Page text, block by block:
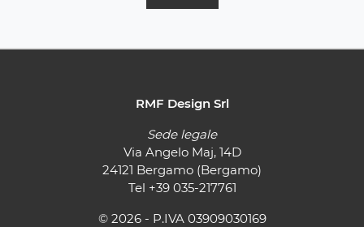
RMF Design Srl
Sede legale
Via Angelo Maj, 14D
24121 Bergamo (Bergamo)
Tel +39 035-217761
© 2026 - P.IVA 03909030169